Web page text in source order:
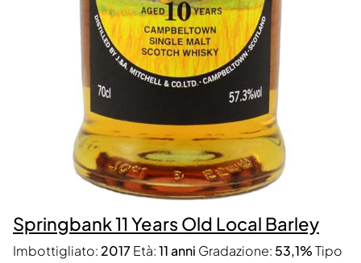
Springbank 11 Years Old Local Barley
Imbottigliato: 2017Età:11 anni Gradazione: 53,1%Tipo